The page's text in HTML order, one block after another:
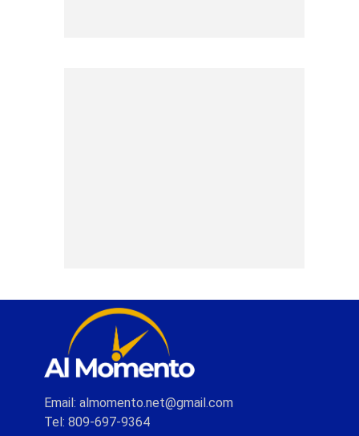
Email: almomento.net@gmail.com
Tel: 809-697-9364